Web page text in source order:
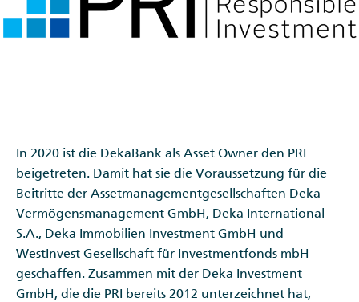
In 2020 ist die DekaBank als Asset Owner den PRI
beigetreten. Damit hat sie die Voraussetzung für die
Beitritte der Assetmanagementgesellschaften Deka
Vermögensmanagement GmbH, Deka International
S.A., Deka Immobilien Investment GmbH und
WestInvest Gesellschaft für Investmentfonds mbH
geschaffen. Zusammen mit der Deka Investment
GmbH, die die PRI bereits 2012 unterzeichnet hat,